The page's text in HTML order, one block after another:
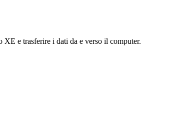
e trasferire i dati da e verso il computer.